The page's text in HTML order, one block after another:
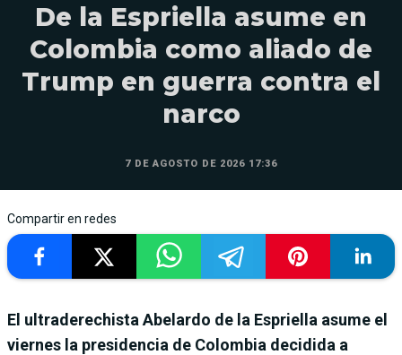
De la Espriella asume en
Colombia como aliado de
Trump en guerra contra el
narco
7 DE AGOSTO DE 2026 17:36
Compartir en redes
El ultraderechista Abelardo de la Espriella asume el
viernes la presidencia de Colombia decidida a